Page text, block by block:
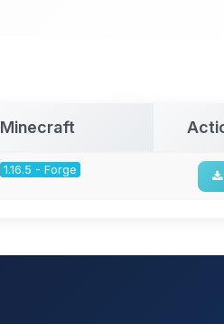
Minecraft
1.16.5 - Forge